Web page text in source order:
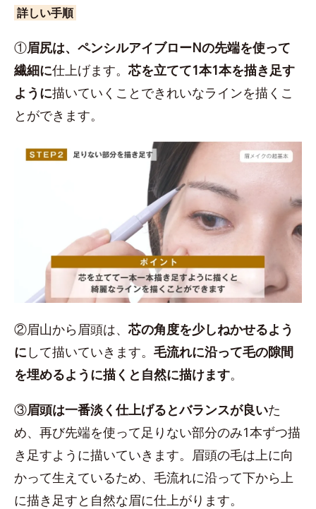
詳しい手順
①眉尻は、ペンシルアイブローNの先端を使って
繊細に仕上げます。 芯を立てて1本1本を描き足す
ように描いていくことできれいなラインを描くこ
とができます。
②眉山から眉頭は、 芯の角度を少しねかせるよう
に して描いていきます。 毛流れに沿って毛の隙間
を埋めるように描くと自然に描けます。
③眉頭は一番淡く仕上げるとバランスが良いた
め、再び先端を使って足りない部分のみ1本ずつ描
き足すように描いていきます。眉頭の毛は上に向
かって生えているため、毛流れに沿って下から上
に描き足すと自然な眉に仕上がります。